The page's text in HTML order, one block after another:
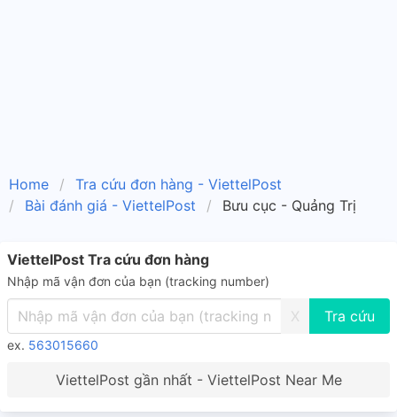
Home
Tra cứu đơn hàng - ViettelPost
Bài đánh giá - ViettelPost
Bưu cục - Quảng Trị
ViettelPost Tra cứu đơn hàng
Nhập mã vận đơn của bạn (tracking number)
X
ex. 563015660
ViettelPost gần nhất - ViettelPost Near Me